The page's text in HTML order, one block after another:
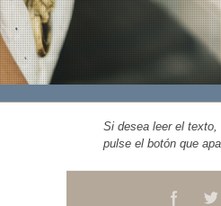
Si desea leer el
pulse el botón que